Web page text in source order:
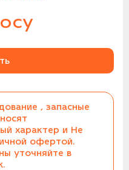
, запасные
характер и Не
офертой.
уточняйте в